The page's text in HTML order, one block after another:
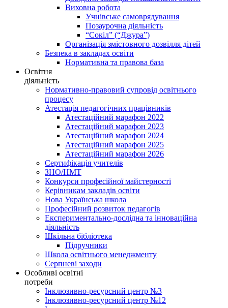
Виховна робота
Учнівське самоврядування
Позаурочна діяльність
“Сокіл” (“Джура”)
Організація змістовного дозвілля дітей
Безпека в закладах освіти
Нормативна та правова база
Освітня
діяльність
Нормативно-правовий супровід освітнього
процесу
Атестація педагогічних працівників
Атестаційний марафон 2022
Атестаційний марафон 2023
Атестаційний марафон 2024
Атестаційний марафон 2025
Атестаційний марафон 2026
Сертифікація учителів
ЗНО/НМТ
Конкурси професійної майстерності
Керівникам закладів освіти
Нова Українська школа
Професійний розвиток педагогів
Експериментально-дослідна та інноваційна
діяльність
Шкільна бібліотека
Підручники
Школа освітнього менеджменту
Серпневі заходи
Особливі освітні
потреби
Інклюзивно-ресурсний центр №3
Інклюзивно-ресурсний центр №12